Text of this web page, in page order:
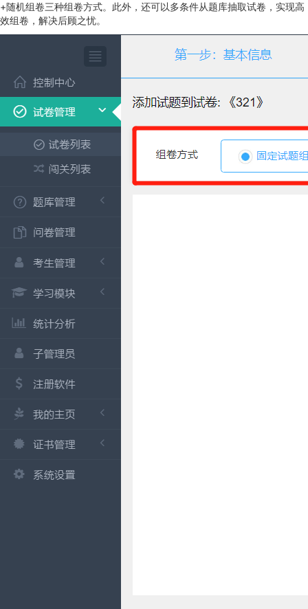
+随机组卷三种组卷方式。此外，还可以多条件从题库抽取试卷，实现高
效组卷，解决后顾之忧。